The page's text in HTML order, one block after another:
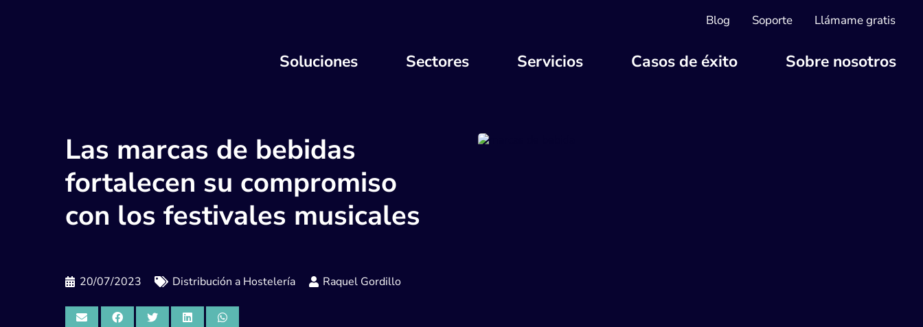
Blog Soporte Llámame gratis
Soluciones Sectores Servicios Casos de éxito Sobre nosotros
Las marcas de bebidas
fortalecen su compromiso
con los festivales musicales
20/07/2023 Distribución a Hostelería Raquel Gordillo